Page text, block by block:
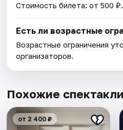
Стоимость билета: от 500 ₽.
Есть ли возрастные
Возрастные ограничения
организаторов.
Похожие спектакли
от 2 400 ₽